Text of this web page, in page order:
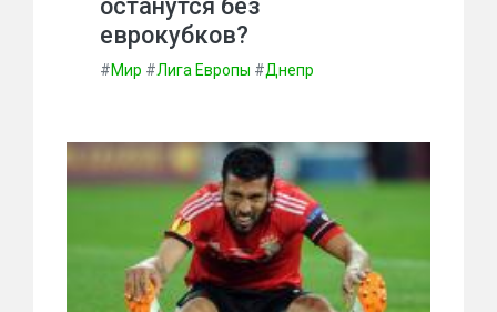
останутся без
еврокубков?
#Мир #Лига Европы #Днепр